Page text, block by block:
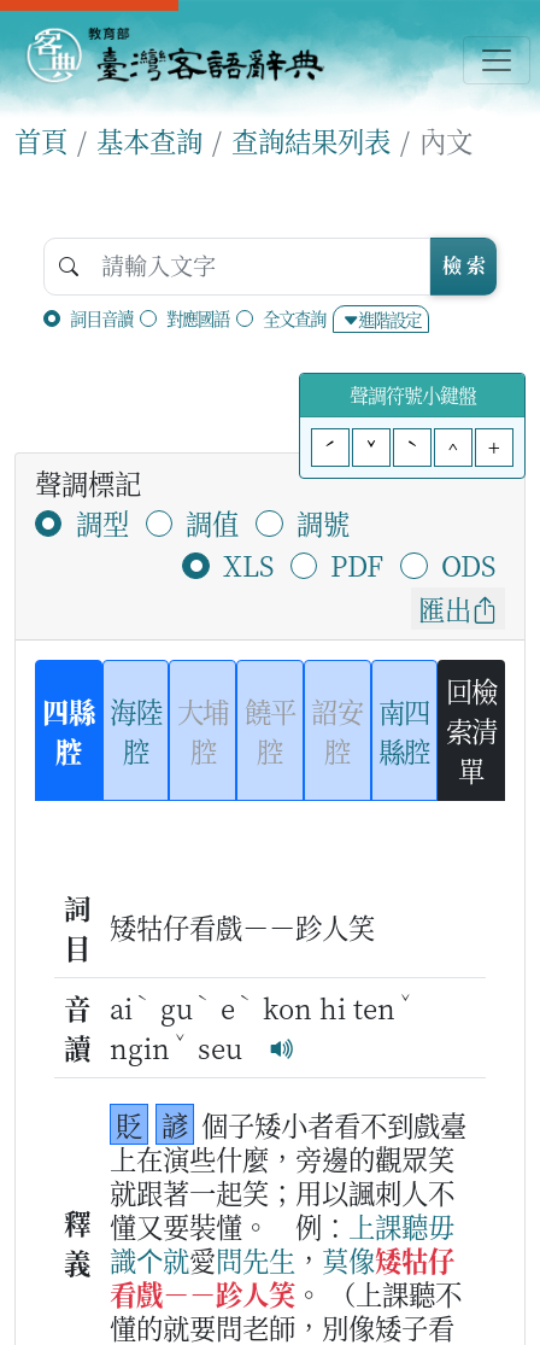
首頁 基本查詢 查詢結果列表 內文
詞目音讀 對應國語 全文查詢 進階設定
檢 索
聲調符號小鍵盤
ˊ
ˇ ˋ ^ +
聲調標記
調型
調值
調號
XLS
PDF
ODS
匯出
四縣
腔
海陸
腔
大埔
腔
饒平
腔
詔安
腔
南四
縣腔
回檢
索清
單
詞
目
矮牯仔看戲－－跈人笑
音
讀
ai ˋ gu ˋ e ˋ kon hi ten ˇ
ngin ˇ seu
釋
義
貶 諺 個子矮小者看不到戲臺
上在演些什麼，旁邊的觀眾笑
就跟著一起笑；用以諷刺人不
懂又要裝懂。
例： 上課聽毋
識个就愛問先生 ， 莫像矮牯仔
看戲－－跈人笑 。
（上課聽不
懂的就要問老師，別像矮子看